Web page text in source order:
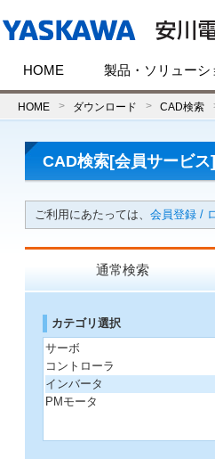
HOME 製品・ソリューシ
HOME ダウンロード CAD検索
CAD検索[会員サービス]
ご利用にあたっては、 会員登録 /
通常検索
カテゴリ選択
サーボ
コントローラ
インバータ
PMモータ